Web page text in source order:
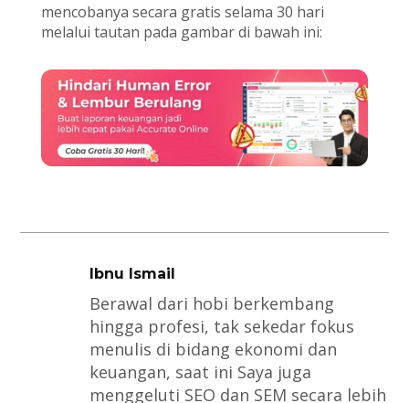
mencobanya secara gratis selama 30 hari
melalui tautan pada gambar di bawah ini:
Ibnu Ismail
Berawal dari hobi berkembang
hingga profesi, tak sekedar fokus
menulis di bidang ekonomi dan
keuangan, saat ini Saya juga
menggeluti SEO dan SEM secara lebih